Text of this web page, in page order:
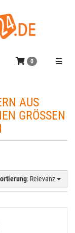
Menü
0
AUS
GRÖSSEN U
: Relevanz